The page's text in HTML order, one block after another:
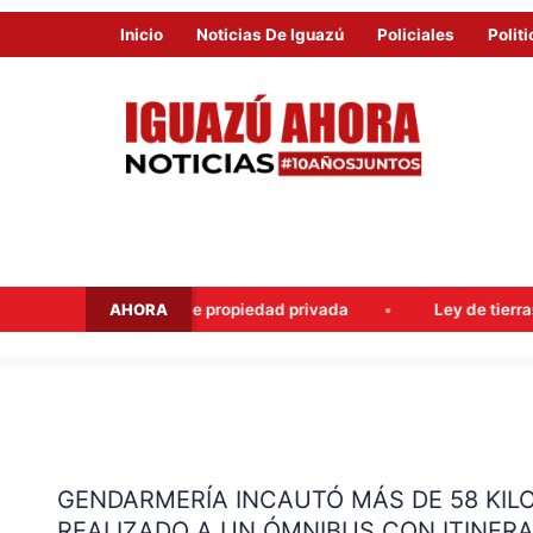
Inicio Noticias De Iguazú Policiales
AHORA
ley de propiedad privada Ley de tierras: el PJ intentó
GENDARMERÍA INCAUTÓ MÁS DE 58
MÁS